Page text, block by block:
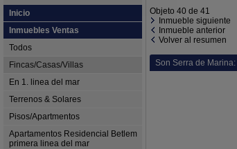
Inicio
Inmuebles Ventas
Todos
Fincas/Casas/Villas
En 1. linea del mar
Terrenos & Solares
Pisos/Apartmentos
Apartamentos Residencial Betlem
primera linea del mar
Objeto 40 de 41
Inmueble siguiente
Inmueble anterior
Volver al resumen
Son Serra de